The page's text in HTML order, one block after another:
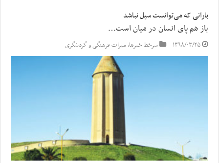
بارانی که می‌توانست سیل نباشد
باز هم پای انسان در میان است…
۱۳۹۸/۰۳/۲۵ سرخط خبرها,میراث فرهنگی و گردشگری